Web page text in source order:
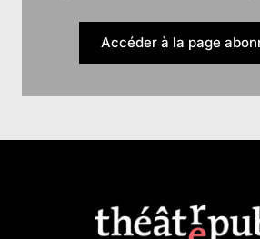
Accéder à la page